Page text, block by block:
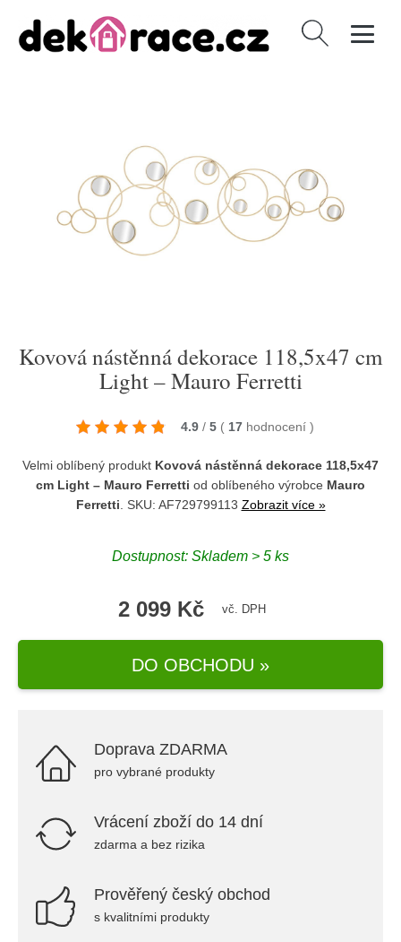
Vyhledávání
Kovová nástěnná dekorace 118,5x47 cm
Light – Mauro Ferretti
4.9 / 5 ( 17 hodnocení )
Velmi oblíbený produkt Kovová nástěnná dekorace 118,5x47
cm Light – Mauro Ferretti od oblíbeného výrobce Mauro
Ferretti . SKU: AF729799113 Zobrazit více »
Dostupnost: Skladem > 5 ks
2 099 Kč vč. DPH
DO OBCHODU »
Doprava ZDARMA
pro vybrané produkty
Vrácení zboží do 14 dní
zdarma a bez rizika
Prověřený český obchod
s kvalitními produkty